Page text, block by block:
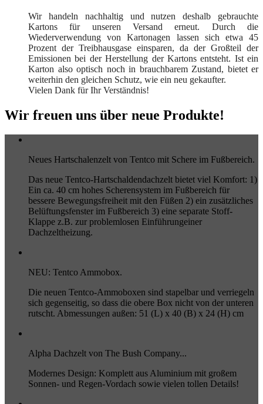
Wir handeln nachhaltig und nutzen deshalb gebrauchte
Kartons für unseren Versand erneut. Durch die
Wiederverwendung von Kartonagen lassen sich etwa 45
Prozent der Treibhausgase einsparen, da der Großteil der
Emissionen bei der Herstellung der Kartons entsteht. Ist ein
Karton also optisch noch in brauchbarem Zustand, bietet er
weiterhin den gleichen Schutz, wie ein neu gekaufter.
Vielen Dank für Ihr Verständnis!
Wir freuen uns über neue Produkte!
Neues Hartschalenzelt von Tentco mit Schere im Fußbereich.
Das neue Tentco-Hartschaldendachzelt bietet viel Komfort: 1)
Ein ca. 40 cm hohes Scherensystem im Fußbereich für
bessere Bewegungsfreiheit mit den Füßen 2) ein zusätzliches
Belüftungsfenster im Fußbereich 3) eine separate Stoff-
Klappe z.B. zur problemlosen Einführungeiner
Dachzeltheizung.
NEU: Tentco Ammobox.
Die neuen Tentco-Ammoboxen sind stapelbar und verriegeln
sich gegenseitig, so dass die obere Box nicht von der unteren
rutscht. Abmessungen außen: 51 (L) x 40 (B) x 24 (H) cm
Alpha Dachzelt von The Bush Company...
Modernes Design: Komplett aus Aluminium mit großem
Sonnen- und Regen-Vordach sowie vielen tollen Details!